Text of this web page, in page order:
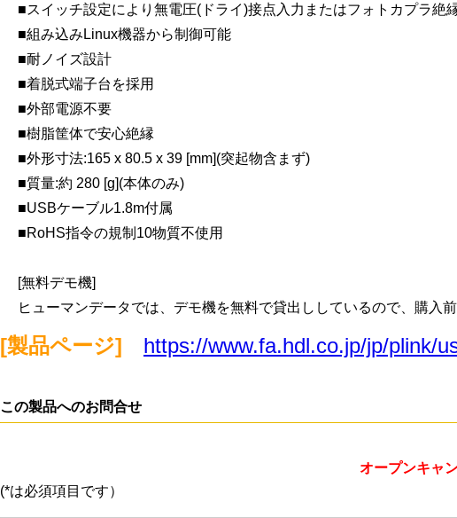
■スイッチ設定により無電圧(ドライ)接点入力またはフォトカプラ絶
■組み込みLinux機器から制御可能
■耐ノイズ設計
■着脱式端子台を採用
■外部電源不要
■樹脂筐体で安心絶縁
■外形寸法:165 x 80.5 x 39 [mm](突起物含まず)
■質量:約 280 [g](本体のみ)
■USBケーブル1.8m付属
■RoHS指令の規制10物質不使用
[無料デモ機]
ヒューマンデータでは、デモ機を無料で貸出ししているので、購入
[製品ページ] https://www.fa.hdl.co.jp/jp/plink/
この製品へのお問合せ
オープンキャ
(*は必須項目です）